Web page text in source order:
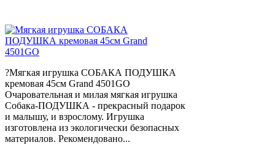
?Мягкая игрушка СОБАКА ПОДУШКА
кремовая 45см Grand 4501GO
Очаровательная и милая мягкая игрушка
Собака-ПОДУШКА - прекрасный подарок
и малышу, и взрослому. Игрушка
изготовлена из экологически безопасных
материалов. Рекомендовано...